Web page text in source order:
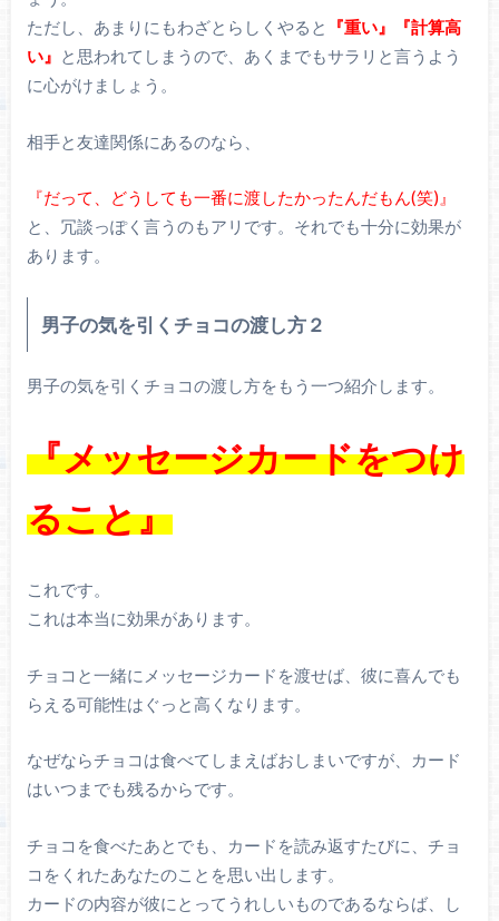
ただし、あまりにもわざとらしくやると
『重い』『計算高
い』 と思われてしまうので、あくまでもサラリと言うよう
に心がけましょう。
相手と友達関係にあるのなら、
『だって、どうしても一番に渡したかったんだもん(笑)』
と、冗談っぽく言うのもアリです。それでも十分に効果が
あります。
男子の気を引くチョコの渡し方２
男子の気を引くチョコの渡し方をもう一つ紹介します。
『メッセージカードをつけ
ること』
これです。
これは本当に効果があります。
チョコと一緒にメッセージカードを渡せば、彼に喜んでも
らえる可能性はぐっと高くなります。
なぜならチョコは食べてしまえばおしまいですが、カード
はいつまでも残るからです。
チョコを食べたあとでも、カードを読み返すたびに、チョ
コをくれたあなたのことを思い出します。
カードの内容が彼にとってうれしいものであるならば、し